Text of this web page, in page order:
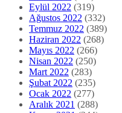
Eylül 2022 (319)
Ağustos 2022 (332)
Temmuz 2022 (389)
Haziran 2022 (268)
Mayıs 2022 (266)
Nisan 2022 (250)
Mart 2022 (283)
Şubat 2022 (235)
Ocak 2022 (277)
Aralık 2021 (288)